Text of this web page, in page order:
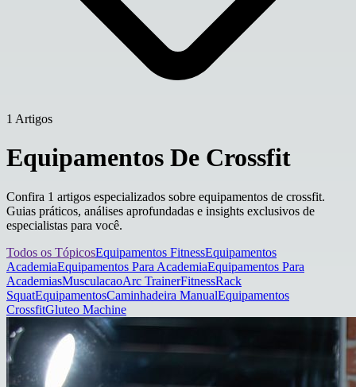
1 Artigos
Equipamentos De Crossfit
Confira 1 artigos especializados sobre equipamentos de crossfit.
Guias práticos, análises aprofundadas e insights exclusivos de
especialistas para você.
Todos os TópicosEquipamentos FitnessEquipamentos
AcademiaEquipamentos Para AcademiaEquipamentos Para
AcademiasMusculacaoArc TrainerFitnessRack
SquatEquipamentosCaminhadeira ManualEquipamentos
CrossfitGluteo Machine